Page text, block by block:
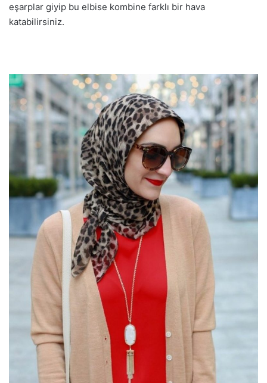
eşarplar giyip bu elbise kombine farklı bir hava
katabilirsiniz.